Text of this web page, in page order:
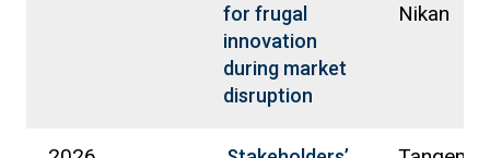
for frugal
innovation
during market
disruption
Nikan